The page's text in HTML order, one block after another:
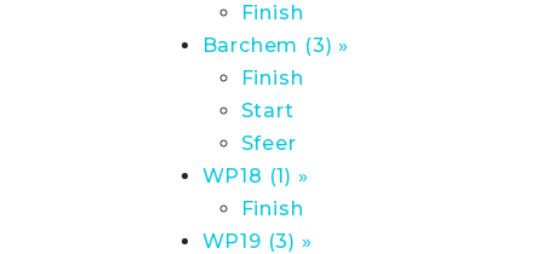
Finish
Barchem (3) »
Finish
Start
Sfeer
WP18 (1) »
Finish
WP19 (3) »